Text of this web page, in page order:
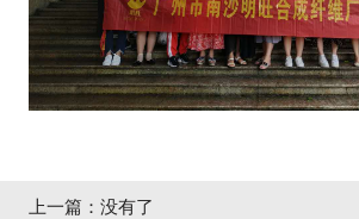
上一篇： 没有了